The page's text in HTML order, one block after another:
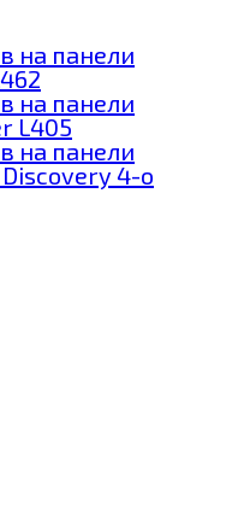
на панели
на панели
L405
на панели
4-о